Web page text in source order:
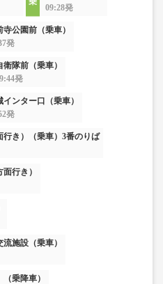
09:28発
寺公園前（乗車）
発
衛隊前（乗車）
発
インター口（乗車）
発
行き）（乗車）3番のりば
行き）
施設（乗車）
乗降車）